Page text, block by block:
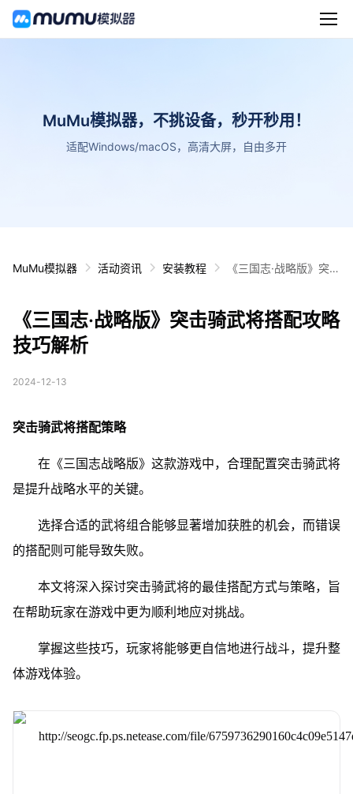
MuMu模拟器，不挑设备，秒开秒用！
适配Windows/macOS，高清大屏，自由多开
MuMu模拟器 活动资讯 安装教程
《三国志·战略版》突击
《三国志·战略版》突击骑武将搭配攻略
技巧解析
2024-12-13
突击骑武将搭配策略
在《三国志战略版》这款游戏中，合理配置突击骑武将
是提升战略水平的关键。
选择合适的武将组合能够显著增加获胜的机会，而错误
的搭配则可能导致失败。
本文将深入探讨突击骑武将的最佳搭配方式与策略，旨
在帮助玩家在游戏中更为顺利地应对挑战。
掌握这些技巧，玩家将能够更自信地进行战斗，提升整
体游戏体验。